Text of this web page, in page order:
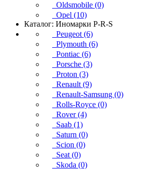
Oldsmobile (0)
Opel (10)
Каталог: Иномарки P-R-S
Peugeot (6)
Plymouth (6)
Pontiac (6)
Porsche (3)
Proton (3)
Renault (9)
Renault-Samsung (0)
Rolls-Royce (0)
Rover (4)
Saab (1)
Saturn (0)
Scion (0)
Seat (0)
Skoda (0)